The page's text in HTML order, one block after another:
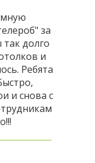
за
долго
и
Ребята
и снова с